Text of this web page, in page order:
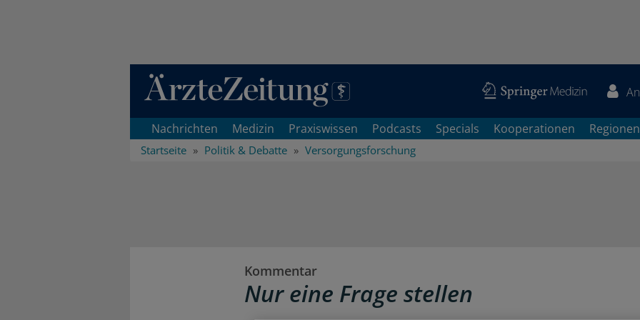
Direkt zum Inhaltsbereich
Nachrichten Medizin Praxiswissen Podcasts Specials Kooperationen Regionen
Startseite Politik & Debatte Versorgungsforschung
Kommentar
Nur eine Frage stellen